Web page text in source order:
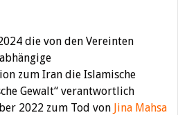
die von den Vereinten
zum Iran die Islamische
Gewalt“ verantwortlich
2022 zum Tod von Jina Mahsa